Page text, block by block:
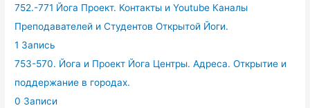
752.-771 Йога Проект. Контакты и Youtube Каналы
Преподавателей и Студентов Открытой Йоги.
1 Запись
753-570. Йога и Проект Йога Центры. Адреса. Открытие и
поддержание в городах.
0 Записи